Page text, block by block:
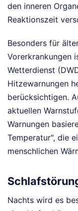
den inneren
Reaktionszeit
Besonders für
Vorerkrankungen
Wetterdienst
Hitzewarnungen
berücksichtigen.
aktuellen
Warnungen
Temperatur", die
menschlichen
Nachts wird es